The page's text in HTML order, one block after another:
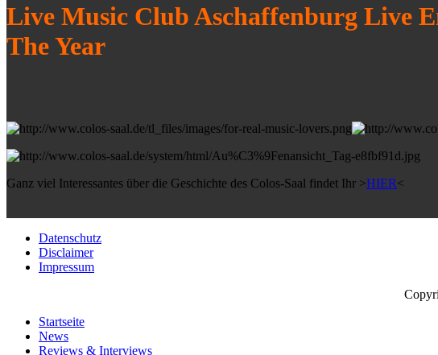
Live Music Club Aschaffenburg Live
The Year
Ganz viel Interessantes über die Geschichte des Colos-Saal findet Ihr >HIER<
Datenschutz
Disclaimer
Impressum
Startseite
News
Reviews & Interviews